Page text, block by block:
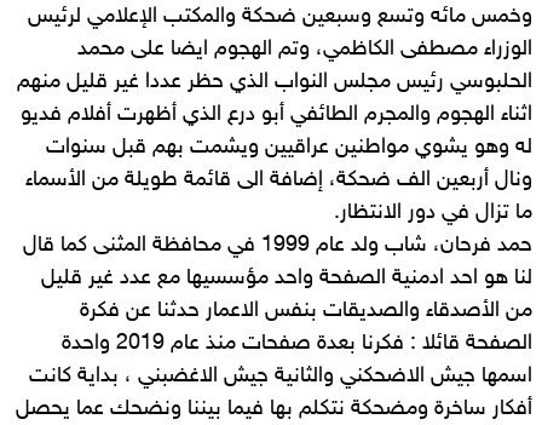
وخمس مائه وتسع وسبعين ضحكة والمكتب الإعلامي لرئيس
الوزراء مصطفى الكاظمي، وتم الهجوم ايضا على محمد
الحلبوسي رئيس مجلس النواب الذي حظر عددا غير قليل منهم
اثناء الهجوم والمجرم الطائفي أبو درع الذي أظهرت أفلام فديو
له وهو يشوي مواطنين عراقيين ويشمت بهم قبل سنوات
ونال أربعين الف ضحكة، إضافة الى قائمة طويلة من الأسماء
ما تزال في دور الانتظار.
حمد فرحان، شاب ولد عام 1999 في محافظة المثنى كما قال
لنا هو احد ادمنية الصفحة واحد مؤسسيها مع عدد غير قليل
من الأصدقاء والصديقات بنفس الاعمار حدثنا عن فكرة
الصفحة قائلا : فكرنا بعدة صفحات منذ عام 2019 واحدة
اسمها جيش الاضحكني والثانية جيش الاغضبني ، بداية كانت
أفكار ساخرة ومضحكة نتكلم بها فيما بيننا ونضحك عما يحصل